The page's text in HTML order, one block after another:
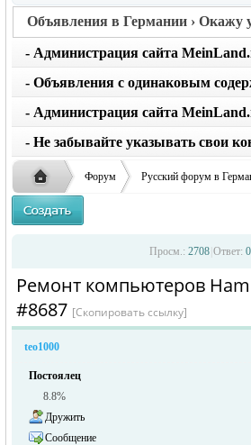
Объявления в Германии › Окажу
- Администрация сайта
собой право редактировать
его смысл
- Объявления с одинаковым
размещаются не чаще 1 раза в
заглавные буквы вместо
удаление объявления
- Администрация сайта
ответственности за содержание
объявлений
- Не забывайте указывать свои
жизнь и
Форум Русский форум в
Объявления в Германии
›
Ремонт компьютеров HamburgПросм.: 2708 Ответ: 0
Ремонт компьютеров
#8687 [Скопировать ссылку]
teo1000
Постоялец
8.8%
Дружить
Сообщение